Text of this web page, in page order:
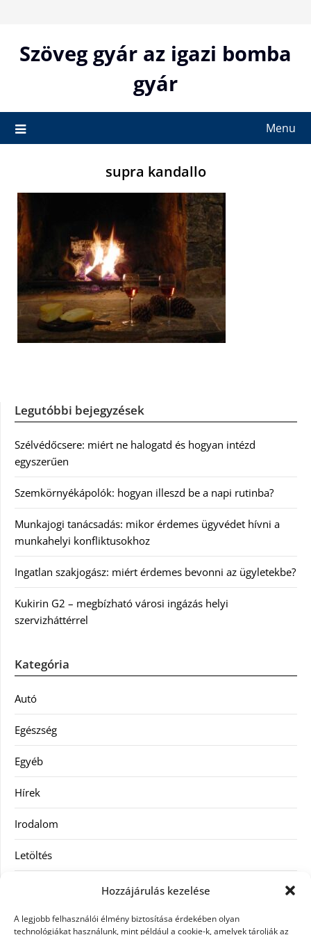
Hozzájárulás kezelése
A legjobb felhasználói élmény biztosítása érdekében olyan
technológiákat használunk, mint például a cookie-k, amelyek tárolják az
contentSzöveg gyár az igazi bomba
gyár
Menu
supra kandallo
Legutóbbi bejegyzések
Szélvédőcsere: miért ne halogatd és hogyan intézd
egyszerűen
Szemkörnyékápolók: hogyan illeszd be a napi rutinba?
Munkajogi tanácsadás: mikor érdemes ügyvédet hívni a
munkahelyi konfliktusokhoz
Ingatlan szakjogász: miért érdemes bevonni az ügyletekbe?
Kukirin G2 – megbízható városi ingázás helyi
szervizháttérrel
Kategória
Autó
Egészség
Egyéb
Hírek
Irodalom
Letöltés
SEO